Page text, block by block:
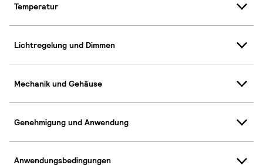
Temperatur
Lichtregelung und Dimmen
Mechanik und Gehäuse
Genehmigung und Anwendung
Anwendungsbedingungen